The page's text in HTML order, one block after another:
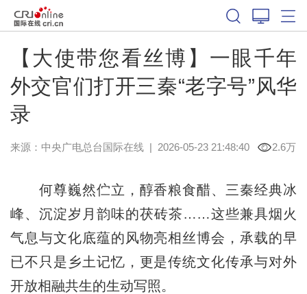
【大使带您看丝博】一眼千年
外交官们打开三秦“老字号”风华
录
来源：中央广电总台国际在线| 2026-05-23 21:48:40 2.6万
何尊巍然伫立，醇香粮食醋、三秦经典冰
峰、沉淀岁月韵味的茯砖茶……这些兼具烟火
气息与文化底蕴的风物亮相丝博会，承载的早
已不只是乡土记忆，更是传统文化传承与对外
开放相融共生的生动写照。